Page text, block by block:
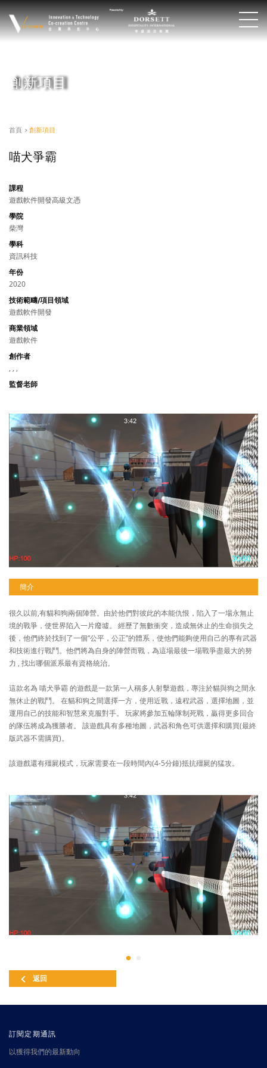
創新項目
首頁 > 創新項目
喵犬爭霸
課程
遊戲軟件開發高級文憑
學院
柴灣
學科
資訊科技
年份
2020
技術範疇/項目領域
遊戲軟件開發
商業領域
遊戲軟件
創作者
, , ,
監督老師
簡介
很久以前,有貓和狗兩個陣營。由於他們對彼此的本能仇恨，陷入了一場永無止
境的戰爭，使世界陷入一片廢墟。 經歷了無數衝突，造成無休止的生命損失之
後，他們終於找到了一個“公平，公正”的體系，使他們能夠使用自己的專有武器
和技術進行戰鬥。他們將為自身的陣營而戰，為這場最後一場戰爭盡最大的努
力 , 找出哪個派系最有資格統治。
這款名為 喵犬爭霸 的遊戲是一款第一人稱多人射擊遊戲，專注於貓與狗之間永
無休止的戰鬥。 在貓和狗之間選擇一方，使用近戰，遠程武器，選擇地圖，並
運用自己的技能和智慧來克服對手。 玩家將參加五輪隊制死戰，贏得更多回合
的隊伍將成為獲勝者。 該遊戲具有多種地圖，武器和角色可供選擇和購買(最終
版武器不需購買)。
該遊戲還有殭屍模式，玩家需要在一段時間內(4-5分鐘)抵抗殭屍的猛攻。
返回
訂閱定期通訊
以獲得我們的最新動向